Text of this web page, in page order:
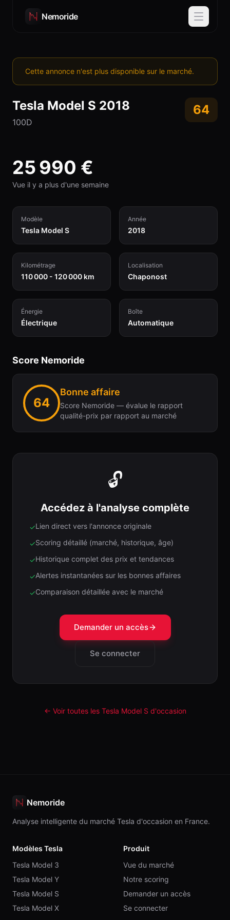
Nemoride
Cette annonce n'est plus disponible sur le marché.
Tesla Model S 2018
100D
64
25 990 €
Vue il y a plus d'une semaine
Modèle
Tesla Model S
Année
2018
Kilométrage
110 000 - 120 000 km
Localisation
Chaponost
Énergie
Électrique
Boîte
Automatique
Score Nemoride
64
Bonne affaire
Score Nemoride — évalue le rapport
qualité-prix par rapport au marché
🔓
Accédez à l'analyse complète
✓Lien direct vers l'annonce originale
✓Scoring détaillé (marché, historique, âge)
✓Historique complet des prix et tendances
✓Alertes instantanées sur les bonnes affaires
✓Comparaison détaillée avec le marché
Demander un accès
Se connecter
← Voir toutes les Tesla Model S d'occasion
Nemoride
Analyse intelligente du marché Tesla d'occasion en France.
Modèles Tesla
Tesla Model 3
Tesla Model Y
Tesla Model S
Tesla Model X
Produit
Vue du marché
Notre scoring
Demander un accès
Se connecter